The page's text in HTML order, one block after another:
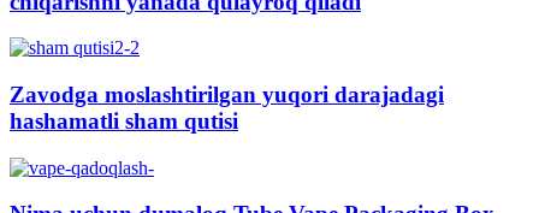
Zavodga moslashtirilgan yuqori darajadagi
hashamatli sham qutisi